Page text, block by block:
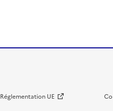
Réglementation UE